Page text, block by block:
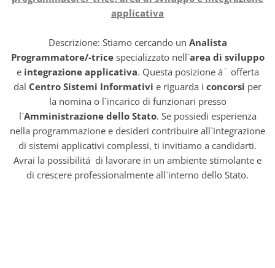
applicativa
Descrizione: Stiamo cercando un Analista
Programmatore/-tricespecializzato nell`area di sviluppo
e integrazione applicativa. Questa posizione á¨ offerta
dal Centro Sistemi Informativi e riguarda i concorsi per
la nomina o l`incarico di funzionari presso
l`Amministrazione dello Stato. Se possiedi esperienza
nella programmazione e desideri contribuire all`integrazione
di sistemi applicativi complessi, ti invitiamo a candidarti.
Avrai la possibilitá di lavorare in un ambiente stimolante e
di crescere professionalmente all`interno dello Stato.